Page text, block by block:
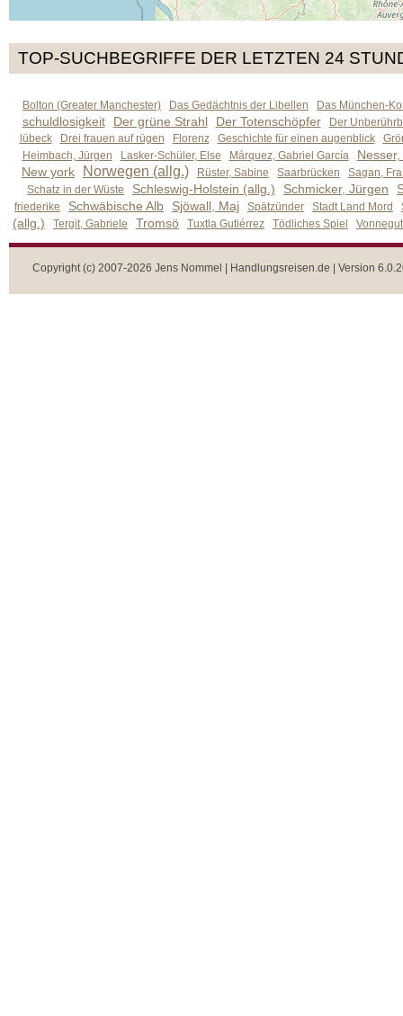
TOP-SUCHBEGRIFFE DER LETZTEN 24
Bolton (Greater Manchester) Das Gedächtnis der Libellen Das München-
schuldlosigkeit Der grüne Strahl Der Totenschöpfer
Der
lübeck
Drei frauen auf rügen Florenz Geschichte für einen augenblick
Heimbach, Jürgen
Lasker-Schüler, Else Márquez, Gabriel García
New york
Norwegen (allg.) Rüster, Sabine Saarbrücken
Sagan,
Schatz in der Wüste
Schleswig-Holstein (allg.) Schmicker, Jürgen
friederike Schwäbische Alb Sjöwall, Maj Spätzünder Stadt Land Mord
(allg.) Tergit, Gabriele Tromsö Tuxtla Gutiérrez Tödliches Spiel
Copyright (c) 2007-2026 Jens Nommel | Handlungsreisen.de | Version